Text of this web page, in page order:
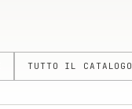
TUTTO IL CATALOGO